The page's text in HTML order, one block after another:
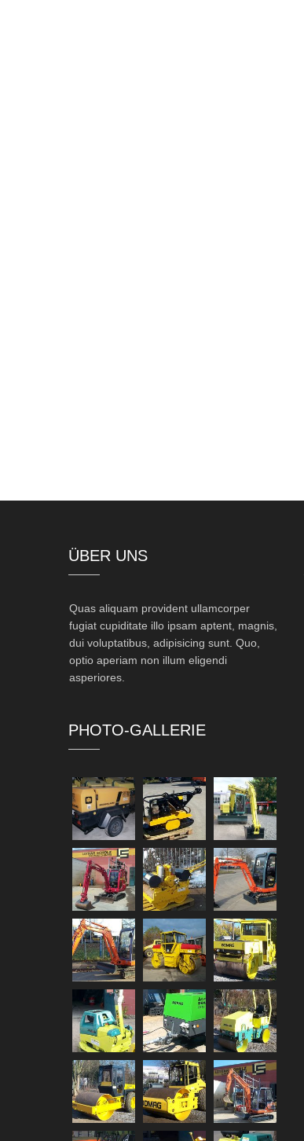
ÜBER UNS
Quas aliquam provident ullamcorper
fugiat cupiditate illo ipsam aptent, magnis,
dui voluptatibus, adipisicing sunt. Quo,
optio aperiam non illum eligendi
asperiores.
PHOTO-GALLERIE